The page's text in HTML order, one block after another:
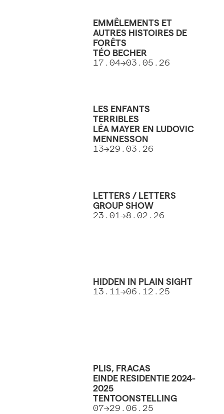
EMMÊLEMENTS ET
AUTRES HISTOIRES DE
FORÊTS
TÉO BECHER
17.04->03.05.26
LES ENFANTS
TERRIBLES
LÉA MAYER EN LUDOVIC
MENNESSON
13->29.03.26
LETTERS / LETTERS
GROUP SHOW
23.01->8.02.26
HIDDEN IN PLAIN SIGHT
13.11->06.12.25
PLIS, FRACAS
EINDE RESIDENTIE 2024-
2025
TENTOONSTELLING
07->29.06.25